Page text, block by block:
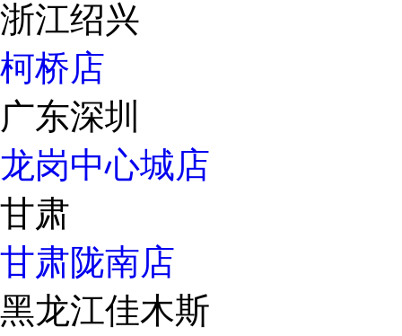
浙江绍兴
柯桥店
广东深圳
龙岗中心城店
甘肃
甘肃陇南店
黑龙江佳木斯